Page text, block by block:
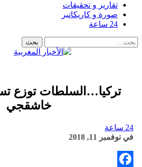
تقارير و تحقيقات
صورة و كاريكاتير
24 ساعة
تركيا…السلطات توزع
خاشقجي
24 ساعة
في نوفمبر 11, 2018